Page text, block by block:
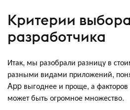
Критерии
разработчика
Итак, мы разобрали разницу в
разными видами приложений,
App выгоднее и проще, а
может быть огромное множество.